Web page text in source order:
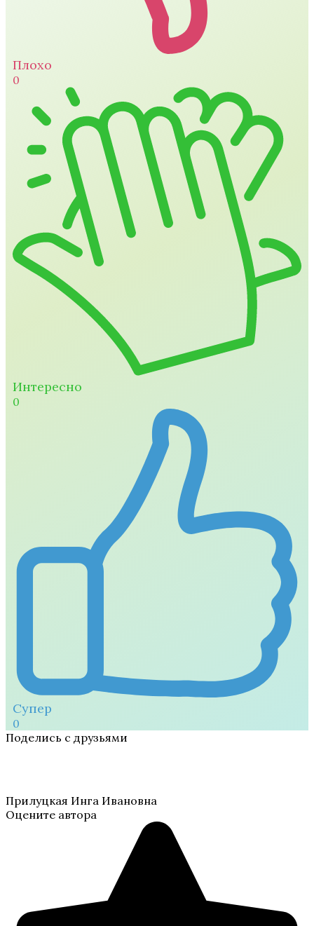
Плохо
0
Интересно
0
Супер
0
Поделись с друзьями
Прилуцкая Инга Ивановна
Оцените автора